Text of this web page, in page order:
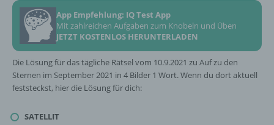
App Empfehlung: IQ Test App
Mit zahlreichen Aufgaben zum Knobeln und Üben
JETZT KOSTENLOS HERUNTERLADEN
Die Lösung für das tägliche Rätsel vom 10.9.2021 zu Auf zu den
Sternen im September 2021 in 4 Bilder 1 Wort. Wenn du dort aktuell
feststeckst, hier die Lösung für dich:
SATELLIT